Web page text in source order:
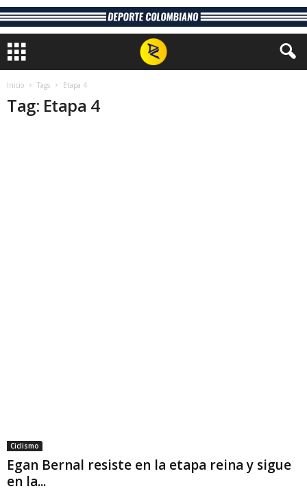
Inicio Tags Etapa 4
Tag: Etapa 4
Ciclismo
Egan Bernal resiste en la etapa reina y sigue
en la...